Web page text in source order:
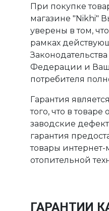
При покупке
магазине "Nikhi"
уверены в том,
рамках
Федерации и
потребителя
Гарантия
того, что в товаре
заводские
гарантия
товары интернет-
отопительной
ГАРАНТИИ